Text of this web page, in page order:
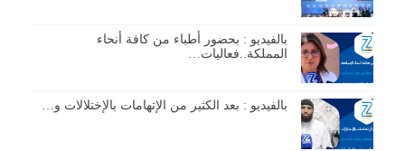
بالفيديو : بحضور أطباء من كافة أنحاء
المملكة..فعاليات…
بالفيديو : بعد الكثير من الإتهامات بالإختلالات و…